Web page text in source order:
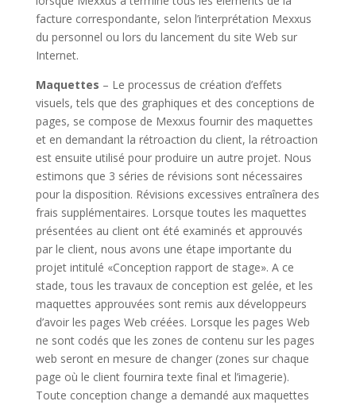
facture correspondante, selon l’interprétation Mexxus
du personnel ou lors du lancement du site Web sur
Internet.
Maquettes – Le processus de création d’effets
visuels, tels que des graphiques et des conceptions de
pages, se compose de Mexxus fournir des maquettes
et en demandant la rétroaction du client, la rétroaction
est ensuite utilisé pour produire un autre projet. Nous
estimons que 3 séries de révisions sont nécessaires
pour la disposition. Révisions excessives entraînera des
frais supplémentaires. Lorsque toutes les maquettes
présentées au client ont été examinés et approuvés
par le client, nous avons une étape importante du
projet intitulé «Conception rapport de stage». A ce
stade, tous les travaux de conception est gelée, et les
maquettes approuvées sont remis aux développeurs
d’avoir les pages Web créées. Lorsque les pages Web
ne sont codés que les zones de contenu sur les pages
web seront en mesure de changer (zones sur chaque
page où le client fournira texte final et l’imagerie).
Toute conception change a demandé aux maquettes